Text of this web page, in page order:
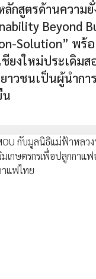
ลักสูตรด้านความยั่
Beyond
Solution” พร้
ยงใหม่ประเดิม
ยาวชนเป็นผู้นำก
น